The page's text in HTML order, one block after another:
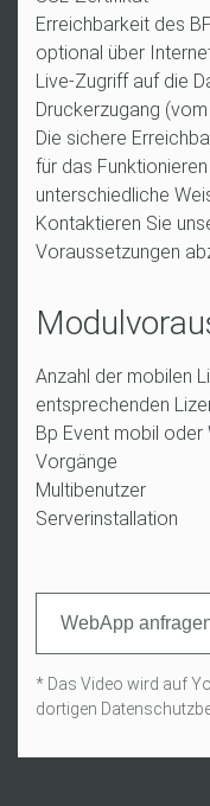
Erreichbarkeit des
optional über
Live-Zugriff auf die
Druckerzugang
Die sichere
für das
unterschiedliche
Kontaktieren Sie
Voraussetzungen
Anzahl der mobilen
entsprechenden
Bp Event mobil oder
Vorgänge
Multibenutzer
Serverinstallation
WebApp
* Das Video wird auf
dortigen